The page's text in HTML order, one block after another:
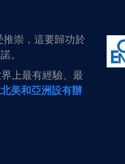
崇，這要歸功於
。
上最有經驗、最
美和亞洲設有辦